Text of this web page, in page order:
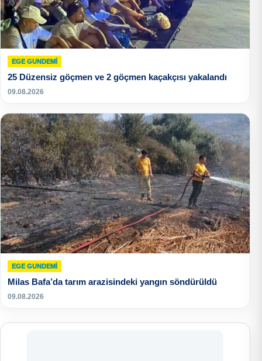
EGE GUNDEMİ
25 Düzensiz göçmen ve 2 göçmen kaçakçısı yakalandı
09.08.2026
EGE GUNDEMİ
Milas Bafa’da tarım arazisindeki yangın söndürüldü
09.08.2026